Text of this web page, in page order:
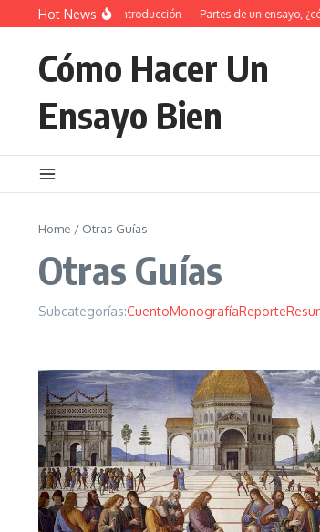
Saltar al contenido
Hot News
34 Ejemplos de introducción Partes de un ensayo, ¿cómo
Cómo Hacer Un
Ensayo Bien
Home / Otras Guías
Otras Guías
Subcategorías:CuentoMonografíaReporte